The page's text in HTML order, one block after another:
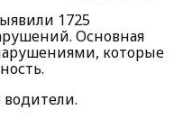
1725
Основная
которые